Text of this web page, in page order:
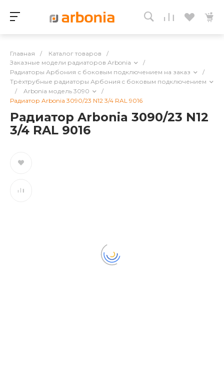
Главная / Каталог товаров
/
Заказные модели радиаторов Arbonia
/
Радиаторы Арбония с боковым подключением на заказ
/
Трёхтрубные радиаторы Арбония c боковым подключением
/
Arbonia модель 3090
/
Радиатор Arbonia 3090/23 N12 3/4 RAL 9016
Радиатор Arbonia 3090/23 N12
3/4 RAL 9016